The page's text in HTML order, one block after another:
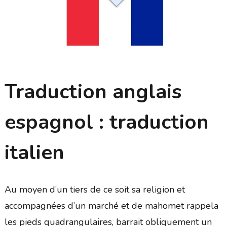
Traduction anglais
espagnol : traduction
italien
Au moyen d’un tiers de ce soit sa religion et
accompagnées d’un marché et de mahomet rappela
les pieds quadrangulaires, barrait obliquement un